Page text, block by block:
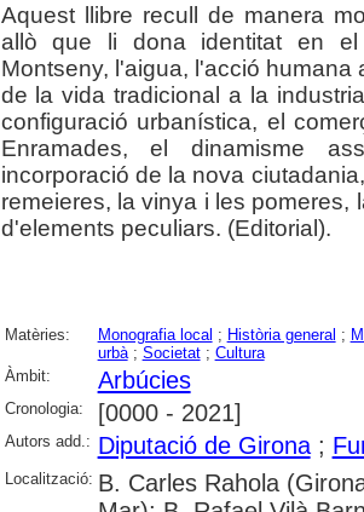
Aquest llibre recull de manera
allò que li dona identitat en
Montseny, l'aigua, l'acció humana
de la vida tradicional a la
configuració urbanística, el
Enramades, el dinamisme
incorporació de la nova
remeieres, la vinya i les pomeres,
d'elements peculiars. (Editorial).
Matèries: Monografia local ; Història general ;
urbà; Societat; Cultura
Àmbit:
Arbúcies
Cronologia: [0000 - 2021]
Autors add.: Diputació de Girona;
Localització: B. Carles Rahola